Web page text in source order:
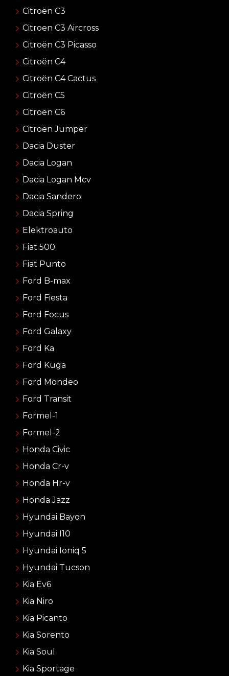
Citroën C3
Citroen C3 Aircross
Citroën C3 Picasso
Citroën C4
Citroën C4 Cactus
Citroën C5
Citroën C6
Citroën Jumper
Dacia Duster
Dacia Logan
Dacia Logan Mcv
Dacia Sandero
Dacia Spring
Elektroauto
Fiat 500
Fiat Punto
Ford B-max
Ford Fiesta
Ford Focus
Ford Galaxy
Ford Ka
Ford Kuga
Ford Mondeo
Ford Transit
Formel-1
Formel-2
Honda Civic
Honda Cr-v
Honda Hr-v
Honda Jazz
Hyundai Bayon
Hyundai I10
Hyundai Ioniq 5
Hyundai Tucson
Kia Ev6
Kia Niro
Kia Picanto
Kia Sorento
Kia Soul
Kia Sportage